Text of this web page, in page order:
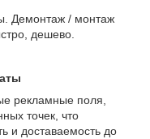
Демонтаж / монтаж
дешево.
рекламные поля,
точек, что
и доставаемость до